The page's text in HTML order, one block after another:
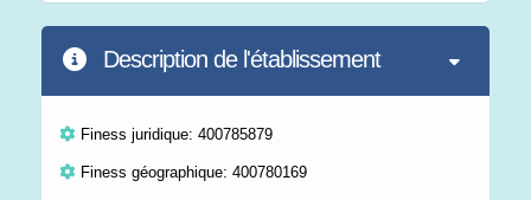
Description de l'établissement
Finess juridique: 400785879
Finess géographique: 400780169